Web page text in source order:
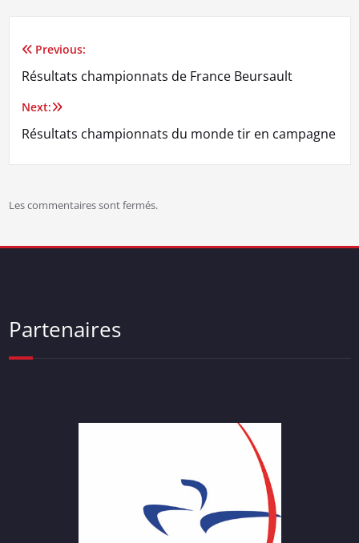
Navigation
de
l’article
Previous:
Résultats championnats de France Beursault
Next:
Résultats championnats du monde tir en campagne
Les commentaires sont fermés.
Partenaires